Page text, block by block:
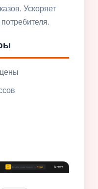
Ускоряет